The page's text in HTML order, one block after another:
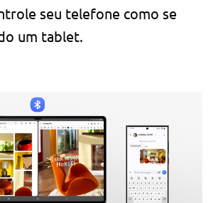
seu telefone como se
um tablet.